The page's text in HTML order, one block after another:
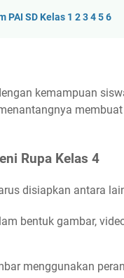
PAI SD Kelas 1 2 3 4 5 6
kemampuan
Rupa Kelas 4
disiapkan antara
bentuk gambar,
menggunakan